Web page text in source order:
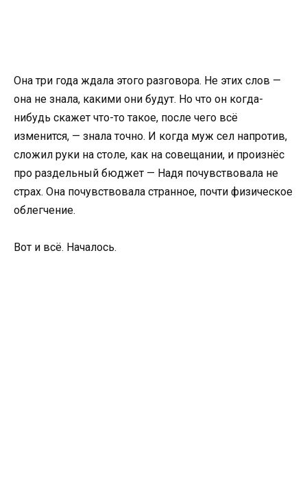
Она три года ждала этого разговора. Не этих слов —
она не знала, какими они будут. Но что он когда-
нибудь скажет что-то такое, после чего всё
изменится, — знала точно. И когда муж сел напротив,
сложил руки на столе, как на совещании, и произнёс
про раздельный бюджет — Надя почувствовала не
страх. Она почувствовала странное, почти физическое
облегчение.
Вот и всё. Началось.